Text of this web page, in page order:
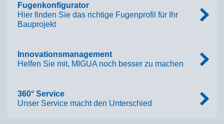
Fugenkonfigurator
Hier finden Sie das richtige Fugenprofil für Ihr
Bauprojekt
Innovationsmanagement
Helfen Sie mit, MIGUA noch besser zu machen
360° Service
Unser Service macht den Unterschied